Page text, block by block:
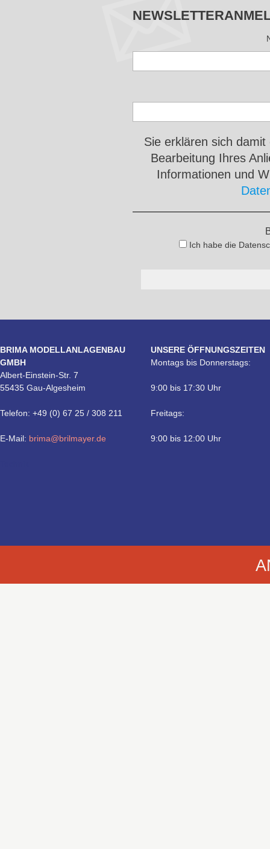
Sie erklären sich
Bearbeitung Ihres
Informationen und
Ich habe die
BRIMA MODELLANLAGENBAU
GMBH
Albert-Einstein-Str. 7
55435 Gau-Algesheim
Telefon: +49 (0) 67 25 / 308 211
E-Mail: brima@brilmayer.de
UNSERE ÖFFNUNGSZEITEN
Montags bis Donnerstags:
9:00 bis 17:30 Uhr
Freitags:
9:00 bis 12:00 Uhr